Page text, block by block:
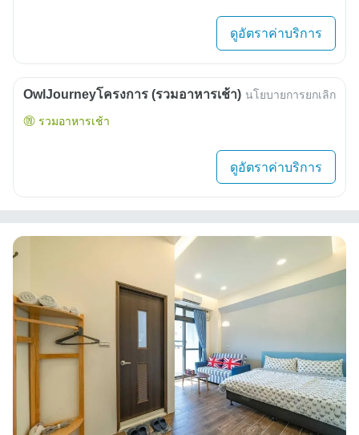
ดูอัตราค่าบริการ
OwlJourneyโครงการ (รวมอาหารเช้า) นโยบายการยกเลิก
รวมอาหารเช้า
ดูอัตราค่าบริการ